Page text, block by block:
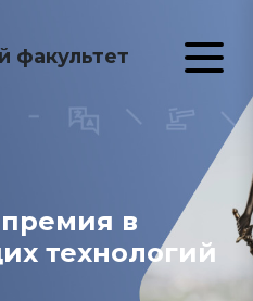
факультет
в
технологий